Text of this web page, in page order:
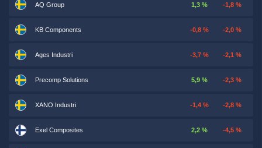
AQ Group 1,3 % -1,8 %
KB Components -0,8 % -2,0 %
Ages Industri -3,7 % -2,1 %
Precomp Solutions 5,9 % -2,3 %
XANO Industri -1,4 % -2,8 %
Exel Composites 2,2 % -4,5 %